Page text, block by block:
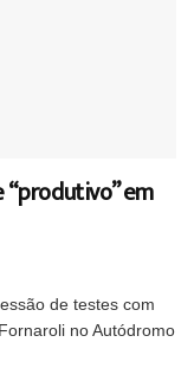
“produtivo” em
de testes com
no Autódromo